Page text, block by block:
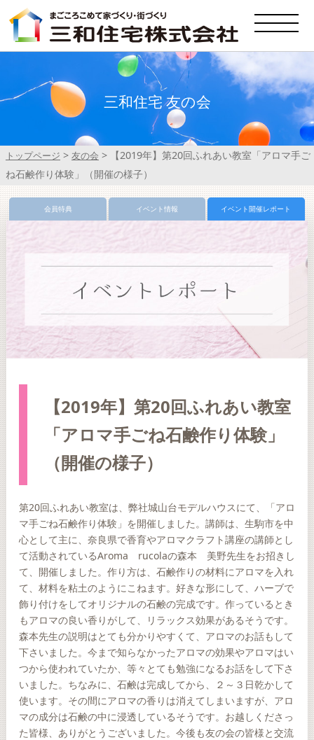
三和住宅 友の会
トップページ > 友の会 >
【2019年】第20回ふれあい教室「アロマ手ご
ね石鹸作り体験」（開催の様子）
会員特典 イベント情報 イベント開催レポート
【2019年】第20回ふれあい教室
「アロマ手ごね石鹸作り体験」
（開催の様子）
第20回ふれあい教室は、弊社城山台モデルハウスにて、「アロ
マ手ごね石鹸作り体験」を開催しました。講師は、生駒市を中
心として主に、奈良県で香育やアロマクラフト講座の講師とし
て活動されているAroma rucolaの森本 美野先生をお招きし
て、開催しました。作り方は、石鹸作りの材料にアロマを入れ
て、材料を粘土のようにこねます。好きな形にして、ハーブで
飾り付けをしてオリジナルの石鹸の完成です。作っているとき
もアロマの良い香りがして、リラックス効果があるそうです。
森本先生の説明はとても分かりやすくて、アロマのお話もして
下さいました。今まで知らなかったアロマの効果やアロマはい
つから使われていたか、等々とても勉強になるお話をして下さ
いました。ちなみに、石鹸は完成してから、２～３日乾かして
使います。その間にアロマの香りは消えてしまいますが、アロ
マの成分は石鹸の中に浸透しているそうです。お越しくださっ
た皆様、ありがとうございました。今後も友の会の皆様と交流